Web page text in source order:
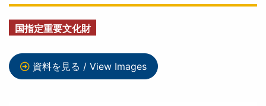
国指定重要文化財
資料を見る / View Images